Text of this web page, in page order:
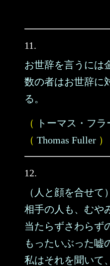
11.
お世辞を言うには
数の者はお世辞に
る。
（ トーマス・フラ
（ Thomas Fuller ）
12.
（人と顔を合せて）
相手の人も、むや
当たらずさわらず
もったいぶった嘘
私はそれを聞いて、